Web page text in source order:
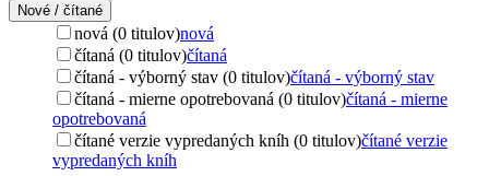
Nové / čítané
nová (0 titulov)nová
čítaná (0 titulov)čítaná
čítaná - výborný stav (0 titulov)čítaná - výborný stav
čítaná - mierne opotrebovaná (0 titulov)čítaná - mierne
opotrebovaná
čítané verzie vypredaných kníh (0 titulov)čítané verzie
vypredaných kníh